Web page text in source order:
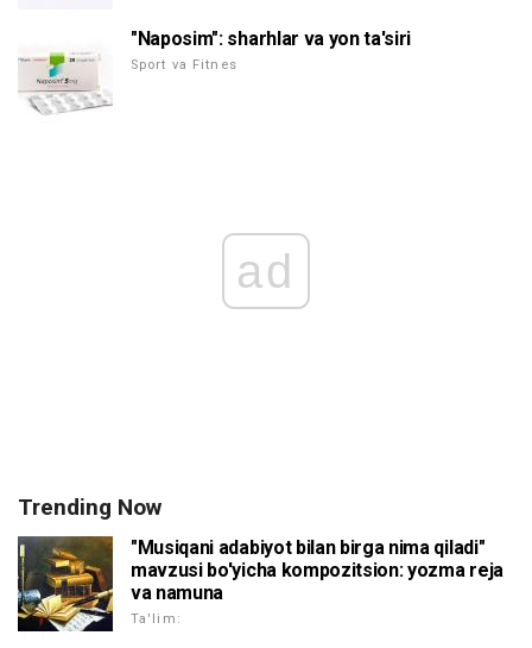
"Naposim": sharhlar va yon ta'siri
Sport va Fitnes
ad
Trending Now
"Musiqani adabiyot bilan birga nima qiladi"
mavzusi bo'yicha kompozitsion: yozma reja
va namuna
Ta'lim: